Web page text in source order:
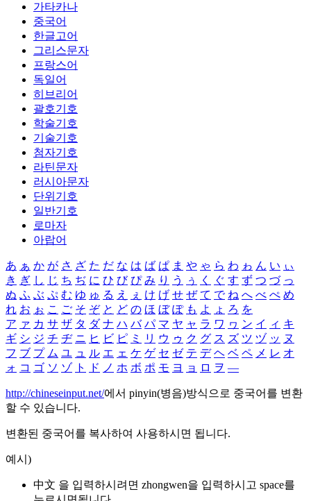
가타카나
중국어
한글고어
그리스문자
프랑스어
독일어
히브리어
괄호기호
학술기호
기술기호
첨자기호
라틴문자
러시아문자
단위기호
일반기호
로마자
아랍어
あ ぁ か が さ ざ た だ な は ば ぱ ま や ゃ ら わ ゎ ん い ぃ
き ぎ し じ ち ぢ に ひ び ぴ み り う ぅ く ぐ す ず つ づ っ
ぬ ふ ぶ ぷ む ゆ ゅ る え ぇ け げ せ ぜ て で ね へ べ ぺ め
れ お ぉ こ ご そ ぞ と ど の ほ ぼ ぽ も よ ょ ろ を
ア ァ カ サ ザ タ ダ ナ ハ バ パ マ ヤ ャ ラ ワ ヮ ン イ ィ キ
ギ シ ジ チ ヂ ニ ヒ ビ ピ ミ リ ウ ゥ ク グ ス ズ ツ ヅ ッ ヌ
フ ブ プ ム ユ ュ ル エ ェ ケ ゲ セ ゼ テ デ ヘ ベ ペ メ レ オ
ォ コ ゴ ソ ゾ ト ド ノ ホ ボ ポ モ ヨ ョ ロ ヲ ―
http://chineseinput.net/에서 pinyin(병음)방식으로 중국어를 변환
할 수 있습니다.
변환된 중국어를 복사하여 사용하시면 됩니다.
예시)
中文 을 입력하시려면 zhongwen을 입력하시고 space를